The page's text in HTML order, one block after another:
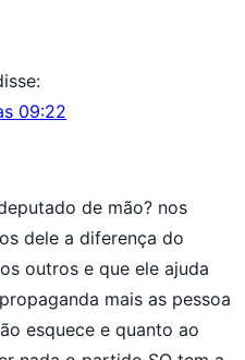
09:22
de mão? nos
dele a diferença do
outros e que ele ajuda
mais as pessoa
esquece e quanto ao